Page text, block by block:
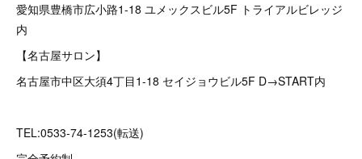
愛知県豊橋市広小路1-18 ユメックスビル5F トライアルビレッジ
内
【名古屋サロン】
名古屋市中区大須4丁目1-18 セイジョウビル5F D→START内
TEL:0533-74-1253(転送)